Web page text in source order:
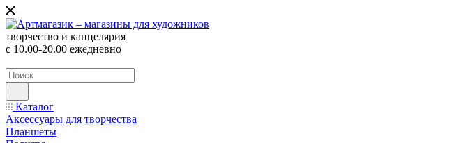
творчество и канцелярия
с 10.00-20.00 ежедневно
Каталог
Аксессуары для творчества
Планшеты